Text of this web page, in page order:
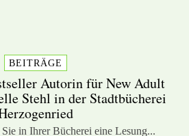
BEITRÄGE
Autorin für New Adult
Stehl in der Stadtbücherei
in Ihrer Bücherei eine Lesung...